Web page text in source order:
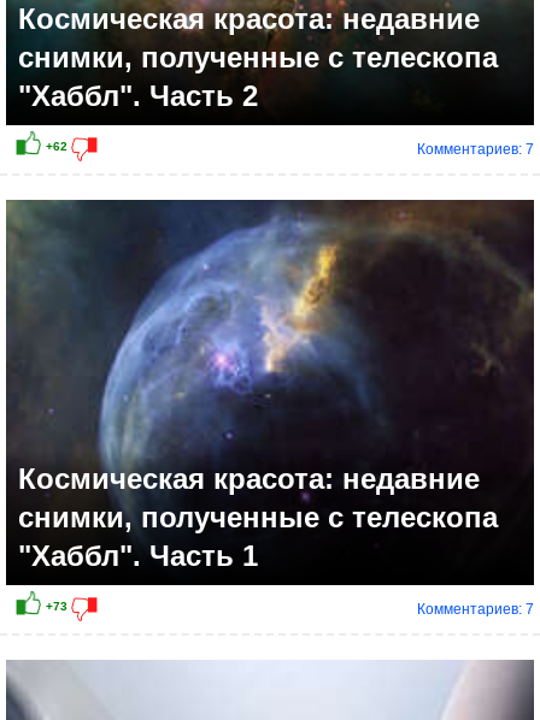
Космическая красота: недавние
снимки, полученные с телескопа
"Хаббл". Часть 2
Комментариев: 7
Космическая красота: недавние
снимки, полученные с телескопа
"Хаббл". Часть 1
Комментариев: 7